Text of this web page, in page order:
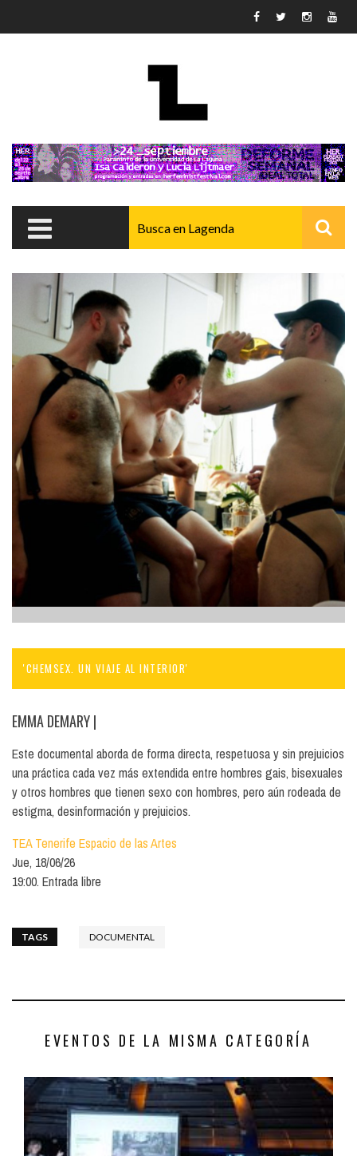
'CHEMSEX. UN VIAJE AL INTERIOR'
EMMA DEMARY|
Este documental aborda de forma directa, respetuosa y sin prejuicios
una práctica cada vez más extendida entre hombres gais, bisexuales
y otros hombres que tienen sexo con hombres, pero aún rodeada de
estigma, desinformación y prejuicios.
TEA Tenerife Espacio de las Artes
Jue, 18/06/26
19:00. Entrada libre
TAGS DOCUMENTAL
EVENTOS DE LA MISMA CATEGORÍA